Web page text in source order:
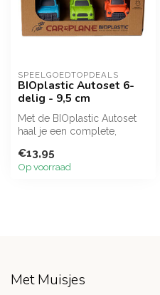
SPEELGOEDTOPDEALS
BIOplastic Autoset 6-
delig - 9,5 cm
Met de BIOplastic Autoset
haal je een complete,
superduurzame auto...
€13,95
Op voorraad
Met Muisjes